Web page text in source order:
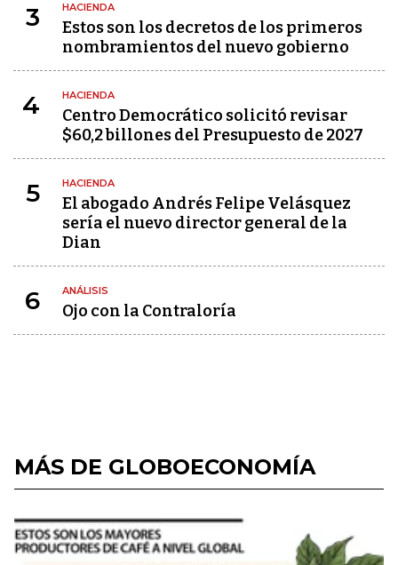
3 HACIENDA
Estos son los decretos de los primeros
nombramientos del nuevo gobierno
4 HACIENDA
Centro Democrático solicitó revisar
$60,2 billones del Presupuesto de 2027
5 HACIENDA
El abogado Andrés Felipe Velásquez
sería el nuevo director general de la
Dian
6 ANÁLISIS
Ojo con la Contraloría
MÁS DE GLOBOECONOMÍA